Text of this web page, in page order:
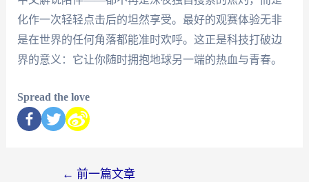
化作一次轻轻点击后的坦然享受。最好的观赛体验无非
是在世界的任何角落都能准时欢呼。这正是科技打破边
界的意义：它让你随时拥抱地球另一端的热血与青春。
Spread the love
← 前一篇文章